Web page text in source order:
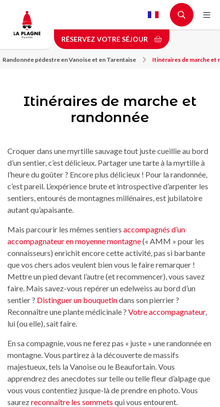
contenu
principal
RÉSERVEZ VOTRE SÉJOUR
Randonnée pédestre en Vanoise et en Tarentaise Itinéraires de marche et
Itinéraires de marche et
randonnée
Croquer dans une myrtille sauvage tout juste cueillie au bord
d’un sentier, c’est délicieux. Partager une tarte à la myrtille à
l’heure du goûter ? Encore plus délicieux ! Pour la randonnée,
c’est pareil. L’expérience brute et introspective d’arpenter les
sentiers, entourés de montagnes millénaires, est jubilatoire
autant qu’apaisante.
Mais parcourir les mêmes sentiers accompagnés d’un
accompagnateur en moyenne montagne(« AMM » pour les
connaisseurs) enrichit encore cette activité, pas si barbante
que vos chers ados veulent bien vous le faire remarquer !
Mettre un pied devant l’autre (et recommencer), vous savez
faire. Mais savez-vous repérer un edelweiss au bord d’un
sentier ? Distinguer un bouquetindans son pierrier ?
Reconnaître une plante médicinale ? Votre accompagnateur,
lui (ou elle), sait faire.
En sa compagnie, vous ne ferez pas « juste » une randonnée en
montagne. Vous partirez à la découverte de massifs
majestueux, tels la Vanoise ou le Beaufortain. Vous
apprendrez des anecdotes sur telle ou telle fleur d’alpage que
vous vous contentiez jusque-là de prendre en photo. Vous
saurezreconnaître les sommets qui vous entourent.